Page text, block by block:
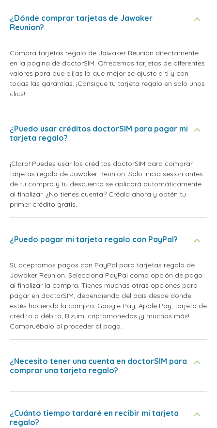
¿Dónde comprar tarjetas de Jawaker
Reunion?
Compra tarjetas regalo de Jawaker Reunion directamente
en la página de doctorSIM. Ofrecemos tarjetas de diferentes
valores para que elijas la que mejor se ajuste a ti y con
todas las garantías. ¡Consigue tu tarjeta regalo en solo unos
clics!
¿Puedo usar créditos doctorSIM para pagar mi
tarjeta regalo?
¡Claro! Puedes usar los créditos doctorSIM para comprar
tarjetas regalo de Jawaker Reunion. Solo inicia sesión antes
de tu compra y tu descuento se aplicará automáticamente
al finalizar. ¿No tienes cuenta? Créala ahora y obtén tu
primer crédito gratis.
¿Puedo pagar mi tarjeta regalo con PayPal?
Sí, aceptamos pagos con PayPal para tarjetas regalo de
Jawaker Reunion. Selecciona PayPal como opción de pago
al finalizar la compra. Tienes muchas otras opciones para
pagar en doctorSIM, dependiendo del país desde donde
estés haciendo la compra: Google Pay, Apple Pay, tarjeta de
crédito o débito, Bizum, criptomonedas ¡y muchos más!
Compruébalo al proceder al pago.
¿Necesito tener una cuenta en doctorSIM para
comprar una tarjeta regalo?
¿Cuánto tiempo tardaré en recibir mi tarjeta
regalo?